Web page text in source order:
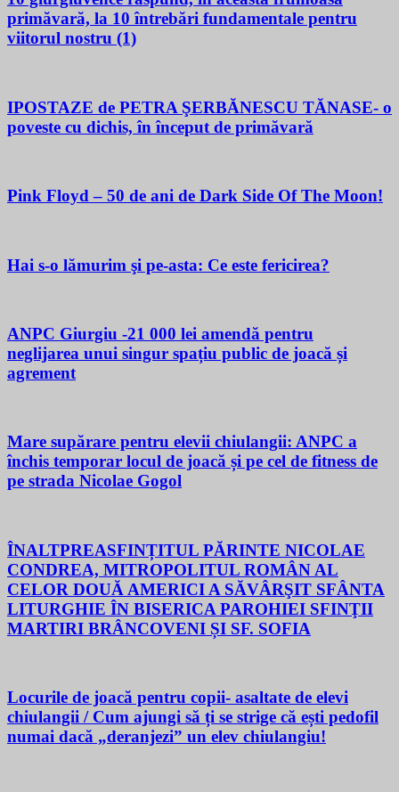
primăvară, la 10 întrebări fundamentale pentru
viitorul nostru (1)
IPOSTAZE de PETRA ŞERBĂNESCU TĂNASE- o
poveste cu dichis, în început de primăvară
Pink Floyd – 50 de ani de Dark Side Of The Moon!
Hai s-o lămurim şi pe-asta: Ce este fericirea?
ANPC Giurgiu -21 000 lei amendă pentru
neglijarea unui singur spațiu public de joacă și
agrement
Mare supărare pentru elevii chiulangii: ANPC a
închis temporar locul de joacă și pe cel de fitness de
pe strada Nicolae Gogol
ÎNALTPREASFINȚITUL PĂRINTE NICOLAE
CONDREA, MITROPOLITUL ROMÂN AL
CELOR DOUĂ AMERICI A SĂVÂRŞIT SFÂNTA
LITURGHIE ÎN BISERICA PAROHIEI SFINŢII
MARTIRI BRÂNCOVENI ȘI SF. SOFIA
Locurile de joacă pentru copii- asaltate de elevi
chiulangii / Cum ajungi să ți se strige că ești pedofil
numai dacă „deranjezi” un elev chiulangiu!